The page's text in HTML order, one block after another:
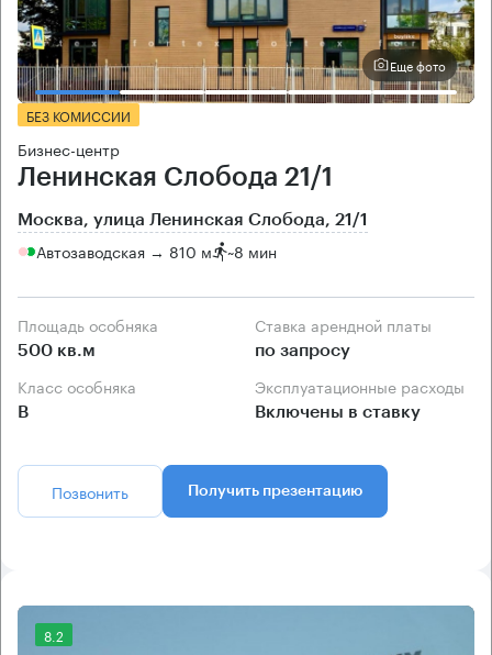
Еще фото
БЕЗ КОМИССИИ
Бизнес-центр
Ленинская Слобода 21/1
Москва, улица Ленинская Слобода, 21/1
Автозаводская → 810 м ~8 мин
Площадь особняка
500 кв.м
Ставка арендной платы
по запросу
Класс особняка
B
Эксплуатационные расходы
Включены в ставку
Позвонить Получить презентацию
8.2